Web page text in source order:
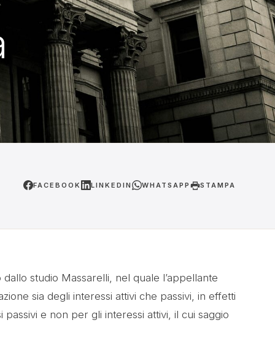
FACEBOOK LINKEDIN WHATSAPP STAMPA
studio Massarelli, nel quale l’appellante
sia degli interessi attivi che passivi, in effetti
e non per gli interessi attivi, il cui saggio